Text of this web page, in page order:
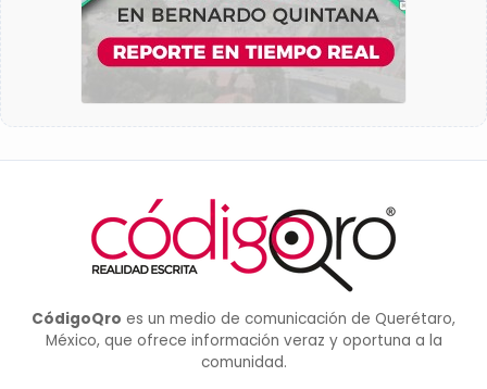
CódigoQro es un medio de comunicación de Querétaro,
México, que ofrece información veraz y oportuna a la
comunidad.